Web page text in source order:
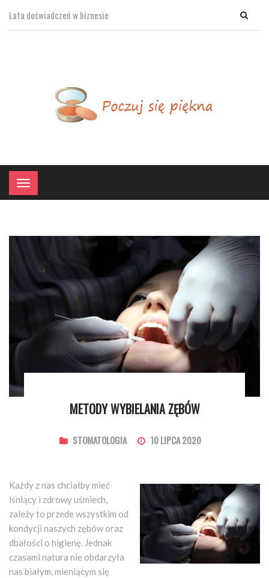
Lata doświadczeń w biznesie ×
Menu
METODY WYBIELANIA ZĘBÓW
STOMATOLOGIA 10 LIPCA 2020
Każdy z nas chciałby mieć
lśniący i zdrowy uśmiech,
zależy to przede wszystkim od
kondycji naszych zębów oraz
dbałości o higienę. Jednak
czasami natura nie obdarzyła
nas białym, mieniącym się